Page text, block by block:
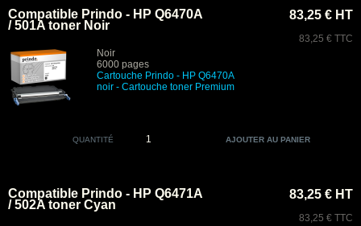
Compatible Prindo - HP Q6470A
/ 501A toner Noir
Noir
6000 pages
Cartouche Prindo - HP Q6470A
noir - Cartouche toner Premium
83,25 € HT
83,25 € TTC
QUANTITÉ
Compatible Prindo - HP Q6471A
/ 502A toner Cyan
83,25 € HT
83,25 € TTC